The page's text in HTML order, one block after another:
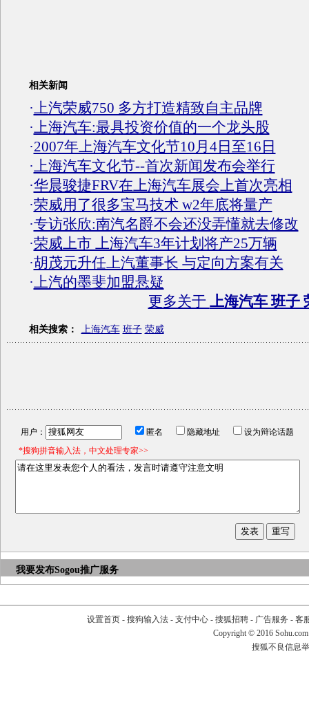
相关新闻
·上汽荣威750 多方打造精致自主品牌
·上海汽车:最具投资价值的一个龙头股
·2007年上海汽车文化节10月4日至16日
·上海汽车文化节--首次新闻发布会举行
·华晨骏捷FRV在上海汽车展会上首次亮相
·荣威用了很多宝马技术 w2年底将量产
·专访张欣:南汽名爵不会还没弄懂就去修改
·荣威上市 上海汽车3年计划将产25万辆
·胡茂元升任上汽董事长 与定向方案有关
·上汽的墨斐加盟悬疑
更多关于 上海汽车 班子
相关搜索： 上海汽车 班子 荣威
用户： 匿名 隐藏地址
设为辩论话题
*搜狗拼音输入法，中文处理专家>>
我要发布Sogou推广服务
设置首页- 搜狗输入法- 支付中心- 搜狐招聘- 广告服务 - 客
Copyright © 2016
搜狐不良信息